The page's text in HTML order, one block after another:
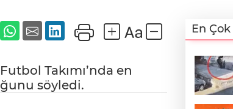
Takımı’nda en
söyledi.
En